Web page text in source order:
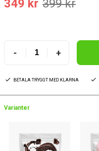
349 kr 399 kr
- +
BETALA TRYGGT MED KLARNA
Varianter